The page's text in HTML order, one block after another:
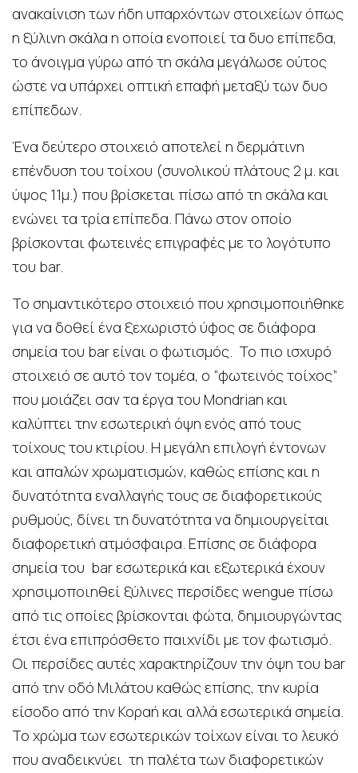
ανακαίνιση των ήδη υπαρχόντων στοιχείων όπως
η ξύλινη σκάλα η οποία ενοποιεί τα δυο επίπεδα,
το άνοιγμα γύρω από τη σκάλα μεγάλωσε ούτος
ώστε να υπάρχει οπτική επαφή μεταξύ των δυο
επίπεδων.
Ένα δεύτερο στοιχειό αποτελεί η δερμάτινη
επένδυση του τοίχου (συνολικού πλάτους 2 μ. και
ύψος 11μ.) που βρίσκεται πίσω από τη σκάλα και
ενώνει τα τρία επίπεδα. Πάνω στον οποίο
βρίσκονται φωτεινές επιγραφές με το λογότυπο
του bar.
Το σημαντικότερο στοιχειό που χρησιμοποιήθηκε
για να δοθεί ένα ξεχωριστό ύφος σε διάφορα
σημεία του bar είναι ο φωτισμός. Το πιο ισχυρό
στοιχειό σε αυτό τον τομέα, ο “φωτεινός τοίχος”
που μοιάζει σαν τα έργα του Mondrian και
καλύπτει την εσωτερική όψη ενός από τους
τοίχους του κτιρίου. Η μεγάλη επιλογή έντονων
και απαλών χρωματισμών, καθώς επίσης και η
δυνατότητα εναλλαγής τους σε διαφορετικούς
ρυθμούς, δίνει τη δυνατότητα να δημιουργείται
διαφορετική ατμόσφαιρα. Επίσης σε διάφορα
σημεία του bar εσωτερικά και εξωτερικά έχουν
χρησιμοποιηθεί ξύλινες περσίδες wengue πίσω
από τις οποίες βρίσκονται φώτα, δημιουργώντας
έτσι ένα επιπρόσθετο παιχνίδι με τον φωτισμό.
Οι περσίδες αυτές χαρακτηρίζουν την όψη του bar
από την οδό Μιλάτου καθώς επίσης, την κυρία
είσοδο από την Κοραή και αλλά εσωτερικά σημεία.
Το χρώμα των εσωτερικών τοίχων είναι το λευκό
που αναδεικνύει τη παλέτα των διαφορετικών